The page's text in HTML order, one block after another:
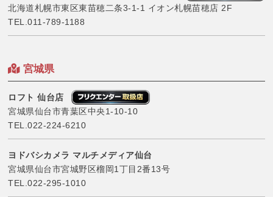
北海道札幌市東区東苗穂二条3-1-1 イオン札幌苗穂店 2F
TEL.011-789-1188
宮城県
ロフト 仙台店
宮城県仙台市青葉区中央1-10-10
TEL.022-224-6210
ヨドバシカメラ マルチメディア仙台
宮城県仙台市宮城野区榴岡1丁目2番13号
TEL.022-295-1010